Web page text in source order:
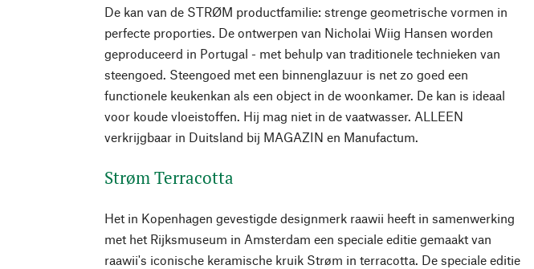
De kan van de STRØM productfamilie: strenge geometrische vormen in
perfecte proporties. De ontwerpen van Nicholai Wiig Hansen worden
geproduceerd in Portugal - met behulp van traditionele technieken van
steengoed. Steengoed met een binnenglazuur is net zo goed een
functionele keukenkan als een object in de woonkamer. De kan is ideaal
voor koude vloeistoffen. Hij mag niet in de vaatwasser. ALLEEN
verkrijgbaar in Duitsland bij MAGAZIN en Manufactum.
Strøm Terracotta
Het in Kopenhagen gevestigde designmerk raawii heeft in samenwerking
met het Rijksmuseum in Amsterdam een speciale editie gemaakt van
raawii's iconische keramische kruik Strøm in terracotta. De speciale editie